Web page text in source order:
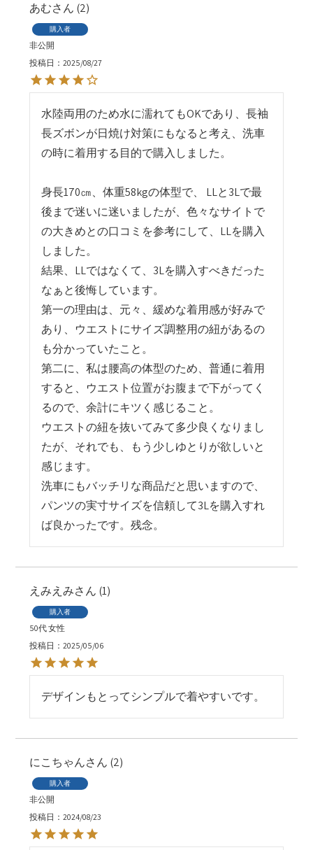
あむ 2
購入者
非公開
投稿日
2025/08/27
水陸両用のため水に濡れてもOKであり、長袖
長ズボンが日焼け対策にもなると考え、洗車
の時に着用する目的で購入しました。
身長170㎝、体重58kgの体型で、 LLと3Lで最
後まで迷いに迷いましたが、色々なサイトで
の大きめとの口コミを参考にして、LLを購入
しました。
結果、LLではなくて、3Lを購入すべきだった
なぁと後悔しています。
第一の理由は、元々、緩めな着用感が好みで
あり、ウエストにサイズ調整用の紐があるの
も分かっていたこと。
第二に、私は腰高の体型のため、普通に着用
すると、ウエスト位置がお腹まで下がってく
るので、余計にキツく感じること。
ウエストの紐を抜いてみて多少良くなりまし
たが、それでも、もう少しゆとりが欲しいと
感じます。
洗車にもバッチリな商品だと思いますので、
パンツの実寸サイズを信頼して3Lを購入すれ
ば良かったです。残念。
えみえみ 1
購入者
50代女性
投稿日
2025/05/06
デザインもとってシンプルで着やすいです。
にこちゃん 2
購入者
非公開
投稿日
2024/08/23